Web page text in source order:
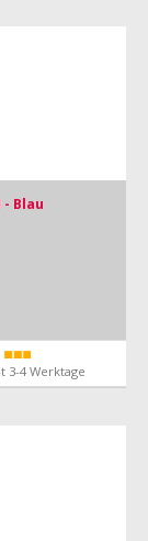
- Blau
3-4 Werktage